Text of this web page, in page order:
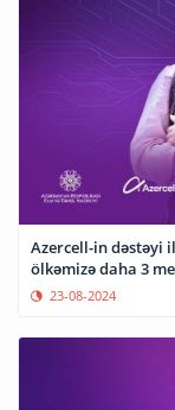
Azercell-in dəstəyi
ölkəmizə daha 3
23-08-2024